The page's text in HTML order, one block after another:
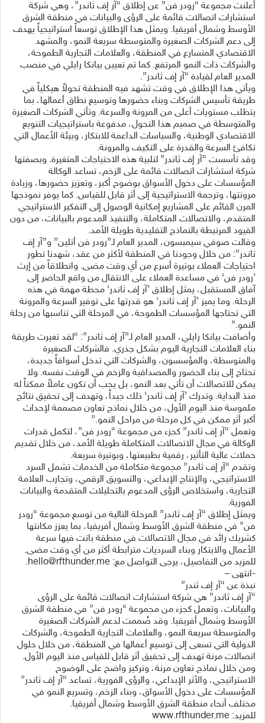
أعلنت مجموعة “رودر فن” عن إطلاق “آر إف ثاندر”، وهي شركة
استشارات اتصالات قائمة على الرؤى والبيانات في منطقة الشرق
الأوسط وشمال أفريقيا. ويمثل هذا الإطلاق توسعاً استراتيجياً يهدف
إلى دعم الشركات الصغيرة والمتوسطة سريعة النمو، والمشهد
الاقتصادي المتسارع في المنطقة، والعلامات التجارية الطموحة،
والشركات ذات النمو المرتفع. كما تم تعيين بيانكا رايلي في منصب
المدير العام لقيادة “آر إف ثاندر”.
ويأتي هذا الإطلاق في وقت تشهد فيه المنطقة تحولاً هيكلياً في
طريقة تأسيس الشركات وبناء حضورها وتوسيع نطاق أعمالها، بما
يتطلب مستويات أعلى من المرونة والسرعة. وتأتي الشركات الصغيرة
والمتوسطة في صميم هذا التحول، مدفوعة باستراتيجيات التنويع
الاقتصادي الوطنية، والسياسات الداعمة للابتكار، وبيئة الأعمال التي
تكافئ السرعة والقدرة على التكيف والمرونة.
وقد تأسست “آر إف ثاندر” لتلبية هذه الاحتياجات المتغيرة. وبصفتها
شركة استشارات اتصالات قائمة على الزخم، تساعد الوكالة
المؤسسات على دخول الأسواق بوضوح أكبر، وتعزيز حضورها، وزيادة
مرونتها، وترجمة الاستراتيجية إلى أثر قابل للقياس. كما يوفر نموذجها
المرن القائم على المشاريع إمكانية الوصول إلى التفكير الاستراتيجي
المتقدم، والاتصالات المتكاملة، والتنفيذ المدعوم بالبيانات، من دون
القيود المرتبطة بالنماذج التقليدية طويلة الأمد.
وقالت صوفي سيمبسون، المدير العام لـ”رودر فن أتلين” و”آر إف
ثاندر”: من خلال وجودنا في المنطقة لأكثر من عقد، شهدنا تطور
احتياجات العملاء بوتيرة أسرع من أي وقت مضى. وانطلاقاً من إرث
’رودر فن‘ في مساعدة العملاء على الانتقال من واقع الحاضر إلى
آفاق المستقبل، يمثل إطلاق ’آر إف ثاندر‘ محطة مهمة في هذه
الرحلة. وما يميز ’آر إف ثاندر‘ هو قدرتها على توفير السرعة والمرونة
التي تحتاجها المؤسسات الطموحة، في المرحلة التي تناسبها من رحلة
النمو.”
وأضافت بيانكا رايلي، المدير العام لـ”آر إف ثاندر”: “لقد تغيرت طريقة
بناء العلامات التجارية اليوم بشكل جذري. فالشركات الصغيرة
والمتوسطة، والمؤسسون، والشركات التي تدخل أسواقاً جديدة،
تحتاج إلى بناء الحضور والمصداقية والزخم في الوقت نفسه. ولا
يمكن للاتصالات أن تأتي بعد النمو، بل يجب أن تكون عاملاً ممكناً له
منذ البداية. وتدرك ’آر إف ثاندر‘ ذلك جيداً، وتهدف إلى تحقيق نتائج
ملموسة منذ اليوم الأول، من خلال نماذج تعاون مصممة لإحداث
أكبر أثر ممكن في كل مرحلة من مراحل النمو.”
وتعمل “آر إف ثاندر” كجزء من مجموعة “رودر فن”، لتكمل قدرات
الوكالة في مجال الاتصالات المتكاملة طويلة الأمد، من خلال تقديم
حملات عالية التأثير، رقمية بطبيعتها، وبوتيرة سريعة.
وتقدم “آر إف ثاندر” مجموعة متكاملة من الخدمات تشمل السرد
الاستراتيجي، والإنتاج الإبداعي، والتسويق الرقمي، وتجارب العلامة
التجارية، واستخلاص الرؤى المدعوم بالتحليلات المتقدمة والبيانات
الفورية.
ويمثل إطلاق “آر إف ثاندر” المرحلة التالية من توسع مجموعة “رودر
فن” في منطقة الشرق الأوسط وشمال أفريقيا، بما يعزز مكانتها
كشريك رائد في مجال الاتصالات في منطقة باتت فيها سرعة
الأعمال والابتكار وبناء السرديات مترابطة أكثر من أي وقت مضى.
للمزيد من التفاصيل، يرجى التواصل مع: hello@rfthunder.me.
-انتهى –
نبذة عن “آر إف ثندر”
“آر إف ثاندر” هي شركة استشارات اتصالات قائمة على الرؤى
والبيانات، وتعمل كجزء من مجموعة “رودر فن” في منطقة الشرق
الأوسط وشمال أفريقيا. وقد صُممت لدعم الشركات الصغيرة
والمتوسطة سريعة النمو، والعلامات التجارية الطموحة، والشركات
الدولية التي تسعى إلى توسيع أعمالها في المنطقة، من خلال حلول
اتصالات مرنة تهدف إلى تحقيق أثر قابل للقياس منذ اليوم الأول.
ومن خلال نماذج تعاون مرنة، وتركيز واضح على الوضوح
الاستراتيجي، والأثر الإبداعي، والرؤى الفورية، تساعد “آر إف ثاندر”
المؤسسات على دخول الأسواق، وبناء الزخم، وتسريع النمو في
مختلف أنحاء منطقة الشرق الأوسط وشمال أفريقيا.
للمزيد: www.rfthunder.me